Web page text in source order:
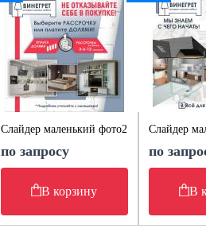
Слайдер маленький фото2
по запросу
В корзину
Слайдер
по
В